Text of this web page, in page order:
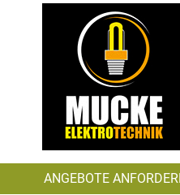
ANGEBOTE